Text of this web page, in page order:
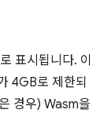
표시됩니다. 이
4GB로 제한되
경우) Wasm을